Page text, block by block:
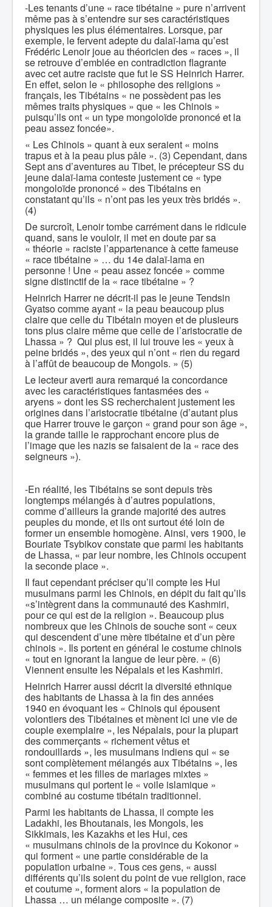
-Les tenants d’une « race tibétaine » pure n’arrivent
même pas à s’entendre sur ses caractéristiques
physiques les plus élémentaires. Lorsque, par
exemple, le fervent adepte du dalaï-lama qu’est
Frédéric Lenoir joue au théoricien des « races », il
se retrouve d’emblée en contradiction flagrante
avec cet autre raciste que fut le SS Heinrich Harrer.
En effet, selon le « philosophe des religions »
français, les Tibétains « ne possèdent pas les
mêmes traits physiques » que « les Chinois »
puisqu’ils ont « un type mongoloïde prononcé et la
peau assez foncée».
« Les Chinois » quant à eux seraient « moins
trapus et à la peau plus pâle ». (3) Cependant, dans
Sept ans d’aventures au Tibet, le précepteur SS du
jeune dalaï-lama conteste justement ce « type
mongoloïde prononcé » des Tibétains en
constatant qu’ils « n’ont pas les yeux très bridés ».
(4)
De surcroît, Lenoir tombe carrément dans le ridicule
quand, sans le vouloir, il met en doute par sa
« théorie » raciste l’appartenance à cette fameuse
« race tibétaine » … du 14e dalaï-lama en
personne ! Une « peau assez foncée » comme
signe distinctif de la « race tibétaine » ?
Heinrich Harrer ne décrit-il pas le jeune Tendsin
Gyatso comme ayant « la peau beaucoup plus
claire que celle du Tibétain moyen et de plusieurs
tons plus claire même que celle de l’aristocratie de
Lhassa » ? Qui plus est, il lui trouve les « yeux à
peine bridés », des yeux qui n’ont « rien du regard
à l’affût de beaucoup de Mongols. » (5)
Le lecteur averti aura remarqué la concordance
avec les caractéristiques fantasmées des «
aryens » dont les SS recherchaient justement les
origines dans l’aristocratie tibétaine (d’autant plus
que Harrer trouve le garçon « grand pour son âge »,
la grande taille le rapprochant encore plus de
l’image que les nazis se faisaient de la « race des
seigneurs »).
-En réalité, les Tibétains se sont depuis très
longtemps mélangés à d’autres populations,
comme d’ailleurs la grande majorité des autres
peuples du monde, et ils ont surtout été loin de
former un ensemble homogène. Ainsi, vers 1900, le
Bouriate Tsybikov constate que parmi les habitants
de Lhassa, « par leur nombre, les Chinois occupent
la seconde place ».
Il faut cependant préciser qu’il compte les Hui
musulmans parmi les Chinois, en dépit du fait qu’ils
«s’intègrent dans la communauté des Kashmiri,
pour ce qui est de la religion ». Beaucoup plus
nombreux que les Chinois de souche sont « ceux
qui descendent d’une mère tibétaine et d’un père
chinois ». Ils portent en général le costume chinois
« tout en ignorant la langue de leur père. » (6)
Viennent ensuite les Népalais et les Kashmiri.
Heinrich Harrer aussi décrit la diversité ethnique
des habitants de Lhassa à la fin des années
1940 en évoquant les « Chinois qui épousent
volontiers des Tibétaines et mènent ici une vie de
couple exemplaire », les Népalais, pour la plupart
des commerçants « richement vêtus et
rondouillards », les musulmans indiens qui « se
sont complètement mélangés aux Tibétains », les
« femmes et les filles de mariages mixtes »
musulmans qui portent le « voile islamique »
combiné au costume tibétain traditionnel.
Parmi les habitants de Lhassa, il compte les
Ladakhi, les Bhoutanais, les Mongols, les
Sikkimais, les Kazakhs et les Hui, ces
« musulmans chinois de la province du Kokonor »
qui forment « une partie considérable de la
population urbaine ». Tous ces gens, « aussi
différents qu’ils soient du point de vue religion, race
et coutume », forment alors « la population de
Lhassa … un mélange composite ». (7)